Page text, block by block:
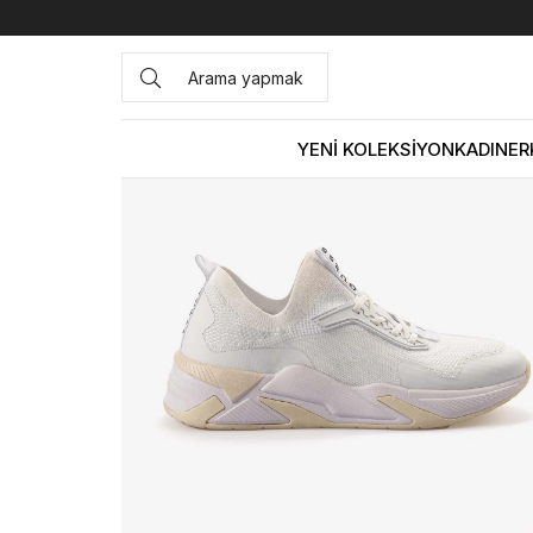
YENİ KOLEKSİYONKADIN
Anasayfa KADIN AYAKKABI Spor&Sneaker Guess